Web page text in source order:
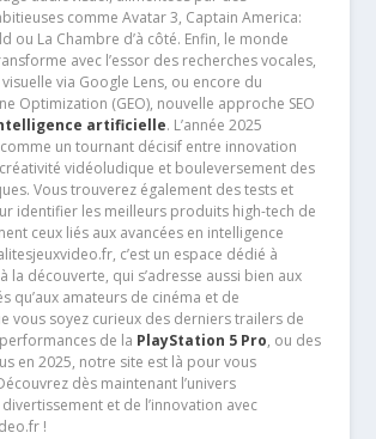
comme Avatar 3, Captain America:
ou La Chambre d’à côté. Enfin, le monde
avec l’essor des recherches vocales,
via Google Lens, ou encore du
Optimization (GEO), nouvelle approche SEO
artificielle. L’année 2025
comme un tournant décisif entre innovation
vidéoludique et bouleversement des
Vous trouverez également des tests et
identifier les meilleurs produits high-tech de
ceux liés aux avancées en intelligence
c’est un espace dédié à
la découverte, qui s’adresse aussi bien aux
qu’aux amateurs de cinéma et de
vous soyez curieux des derniers trailers de
de la PlayStation 5 Pro, ou des
en 2025, notre site est là pour vous
dès maintenant l’univers
et de l’innovation avec
!